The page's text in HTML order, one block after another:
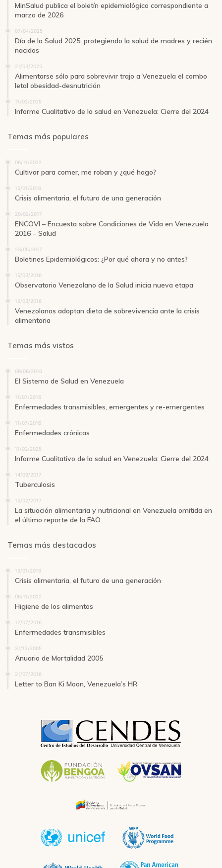
MinSalud publica el boletín epidemiológico correspondiente a
marzo de 2026
07/04/2025
Día de la Salud 2025: protegiendo la salud de madres y recién
nacidos
21/03/2025
Alimentarse sólo para sobrevivir trajo a Venezuela el combo
letal obesidad-desnutrición
11/02/2025
Informe Cualitativo de la salud en Venezuela: Cierre del 2024
Temas más populares
06/11/2022
Cultivar para comer, me roban y ¿qué hago?
15/01/2016
Crisis alimentaria, el futuro de una generación
20/02/2017
ENCOVI – Encuesta sobre Condiciones de Vida en Venezuela
2016 – Salud
23/05/2017
Boletines Epidemiológicos: ¿Por qué ahora y no antes?
15/03/2016
Observatorio Venezolano de la Salud inicia nueva etapa
15/03/2016
Venezolanos adoptan dieta de sobrevivencia ante la crisis
alimentaria
Temas más vistos
09/08/2016
El Sistema de Salud en Venezuela
11/07/2016
Enfermedades transmisibles, emergentes y re-emergentes
11/07/2016
Enfermedades crónicas
11/02/2025
Informe Cualitativo de la salud en Venezuela: Cierre del 2024
14/09/2017
Tuberculosis
15/02/2017
La situación alimentaria y nutricional en Venezuela omitida en
el último reporte de la FAO
Temas más destacados
15/01/2016
Crisis alimentaria, el futuro de una generación
06/11/2022
Higiene de los alimentos
12/07/2016
Enfermedades transmisibles
31/12/2005
Anuario de Mortalidad 2005
21/07/2016
Letter to Ban Ki Moon, Venezuela’s HR